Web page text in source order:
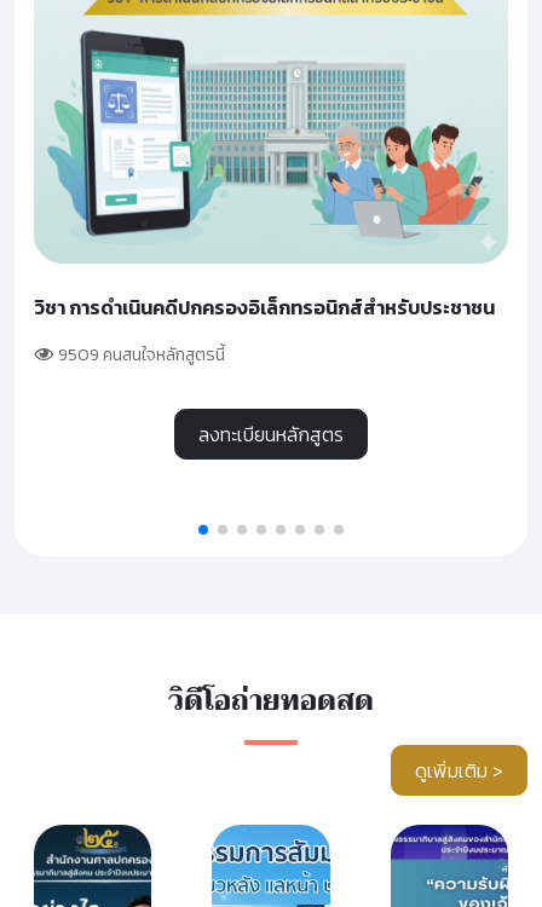
วิชา การดำเนินคดีปกครองอิเล็กทรอนิกส์สำหรับประชาชน
9509 คนสนใจหลักสูตรนี้
ลงทะเบียนหลักสูตร
วิดีโอถ่ายทอดสด
ดูเพิ่มเติม >